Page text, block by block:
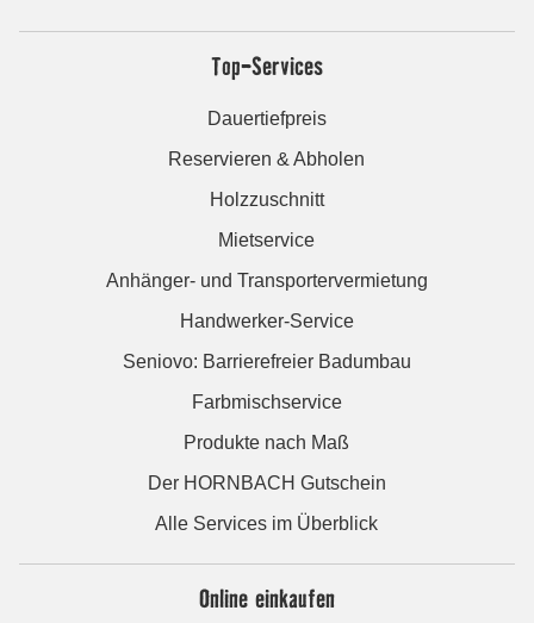
Top-Services
Dauertiefpreis
Reservieren & Abholen
Holzzuschnitt
Mietservice
Anhänger- und Transportervermietung
Handwerker-Service
Seniovo: Barrierefreier Badumbau
Farbmischservice
Produkte nach Maß
Der HORNBACH Gutschein
Alle Services im Überblick
Online einkaufen